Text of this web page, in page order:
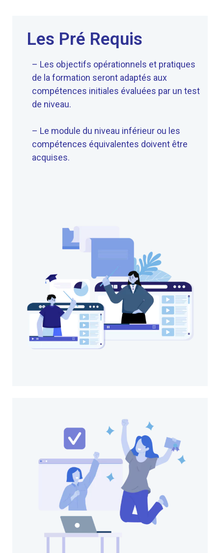
Les Pré Requis
– Les objectifs opérationnels et pratiques
de la formation seront adaptés aux
compétences initiales évaluées par un test
de niveau.
– Le module du niveau inférieur ou les
compétences équivalentes doivent être
acquises.